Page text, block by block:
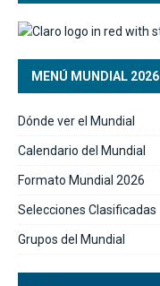
MENÚ MUNDIAL 2026
Dónde ver el Mundial
Calendario del Mundial
Formato Mundial 2026
Selecciones Clasificadas
Grupos del Mundial